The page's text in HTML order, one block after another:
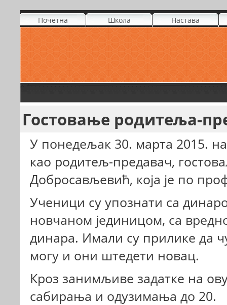
Почетна Школа Настава
Гостовање родитеља-
У понедељак 30. марта 2015.
као родитељ-предавач,
Добросављевић, која је по
Ученици су упознати са
новчаном јединицом, са
динара. Имали су прилике да
могу и они штедети новац.
Кроз занимљиве задатке на
сабирања и одузимања до 20.